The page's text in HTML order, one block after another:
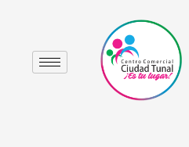
contenido
entradas